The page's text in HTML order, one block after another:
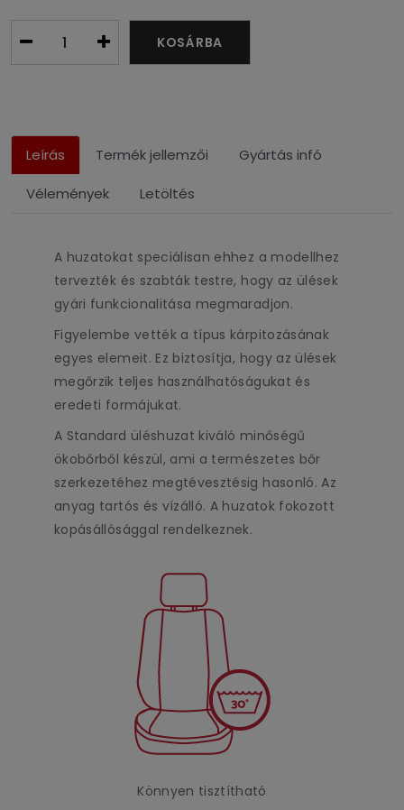
KOSÁRBA
Leírás Termék jellemzői Gyártás infó
Vélemények Letöltés
A huzatokat speciálisan ehhez a modellhez
tervezték és szabták testre, hogy az ülések
gyári funkcionalitása megmaradjon.
Figyelembe vették a típus kárpitozásának
egyes elemeit. Ez biztosítja, hogy az ülések
megőrzik teljes használhatóságukat és
eredeti formájukat.
A Standard üléshuzat kiváló minőségű
ökobőrből készül, ami a természetes bőr
szerkezetéhez megtévesztésig hasonló. Az
anyag tartós és vízálló. A huzatok fokozott
kopásállósággal rendelkeznek.
Könnyen tisztítható